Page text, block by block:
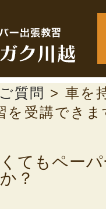
質問 > 車を
を受講できま
てもペー
？